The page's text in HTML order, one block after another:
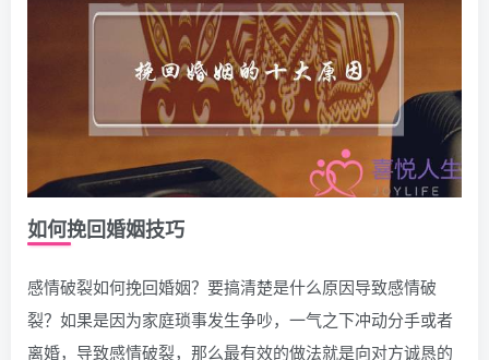
如何挽回婚姻技巧
感情破裂如何挽回婚姻？要搞清楚是什么原因导致感情破
裂？如果是因为家庭琐事发生争吵，一气之下冲动分手或者
离婚，导致感情破裂，那么最有效的做法就是向对方诚恳的